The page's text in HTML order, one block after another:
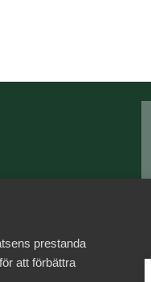
prestanda
att förbättra